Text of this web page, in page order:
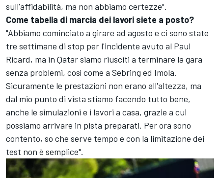
sull'affidabilità, ma non abbiamo certezze".
Come tabella di marcia dei lavori siete a posto?
"Abbiamo cominciato a girare ad agosto e ci sono state
tre settimane di stop per l'incidente avuto al Paul
Ricard, ma in Qatar siamo riusciti a terminare la gara
senza problemi, così come a Sebring ed Imola.
Sicuramente le prestazioni non erano all'altezza, ma
dal mio punto di vista stiamo facendo tutto bene,
anche le simulazioni e i lavori a casa, grazie a cui
possiamo arrivare in pista preparati. Per ora sono
contento, so che serve tempo e con la limitazione dei
test non è semplice".